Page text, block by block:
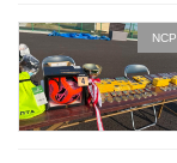
NCP